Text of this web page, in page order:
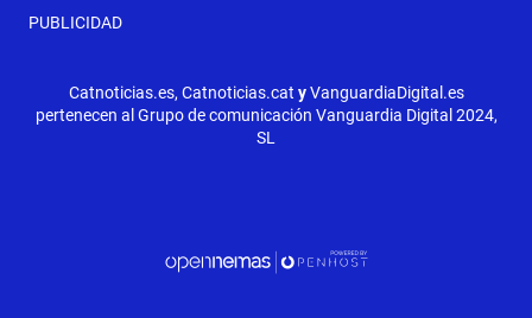
PUBLICIDAD
Catnoticias.es, Catnoticias.cat yVanguardiaDigital.es
pertenecen al Grupo de comunicación Vanguardia Digital 2024,
SL